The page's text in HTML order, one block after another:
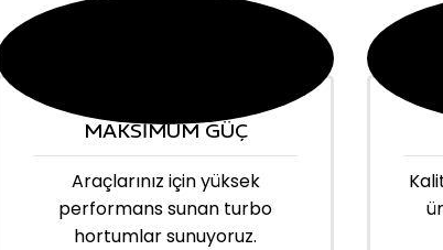
MAKSİMUM GÜÇ
Araçlarınız için yüksek
performans sunan turbo
hortumlar sunuyoruz.